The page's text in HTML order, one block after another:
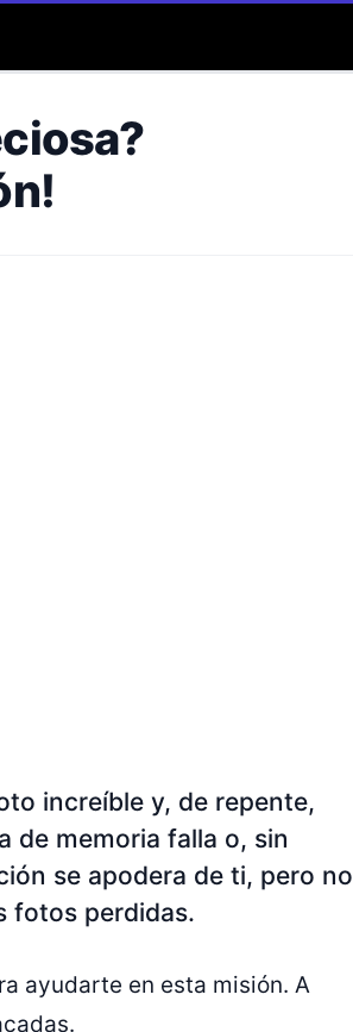
increíble y, de repente,
de memoria falla o, sin
se apodera de ti, pero no
fotos perdidas.
ayudarte en esta misión. A